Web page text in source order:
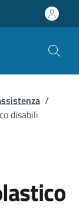
/
disabili